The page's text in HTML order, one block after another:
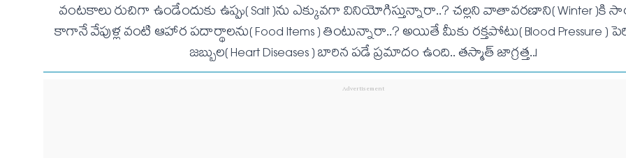
వంట‌కాలు రుచిగా ఉండేందుకు ఉప్పు( Salt )ను ఎక్కువ‌గా వినియోగిస్తున్నారా..? చ‌ల్ల‌ని వాతావ‌ర‌ణాని( Winter )కి
కాగానే వేపుళ్ల వంటి ఆహార ప‌దార్థాల‌ను( Food Items ) తింటున్నారా..? అయితే మీకు ర‌క్త‌పోటు( Blood Pressure )
జ‌బ్బుల( Heart Diseases ) బారిన ప‌డే ప్ర‌మాదం ఉంది.. త‌స్మాత్ జాగ్ర‌త్త‌..!